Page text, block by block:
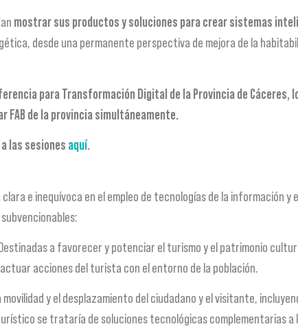
mostrar sus productos y soluciones para crear sistemas
desde una permanente perspectiva de mejora de la
para Transformación Digital de la Provincia de Cáceres,
FAB de la provincia simultáneamente.
las sesiones aquí.
e inequívoca en el empleo de tecnologías de la información
a favorecer y potenciar el turismo y el patrimonio
acciones del turista con el entorno de la población.
y el desplazamiento del ciudadano y el visitante,
se trataría de soluciones tecnológicas complementarias